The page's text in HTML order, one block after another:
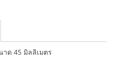
ด 45 มิลลิเมตร